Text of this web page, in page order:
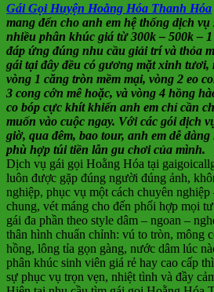
Gái Gọi Huyện Hoằng Hóa Thanh Hóa
mang đến cho anh em hệ thống dịch
nhiều phân khúc giá từ 300k – 500k –
đáp ứng đúng nhu cầu giải trí và thỏa
gái tại đây đều có gương mặt xinh tươi,
vòng 1 căng tròn mềm mại, vòng 2 eo
3 cong cớn mê hoặc, và vòng 4 hồng
co bóp cực khít khiến anh em chỉ cần
muốn vào cuộc ngay. Với các gói dịch
giờ, qua đêm, bao tour, anh em dễ
phù hợp túi tiền lẫn gu chơi của mình.
Dịch vụ gái gọi Hoằng Hóa tại
luôn được gặp đúng người đúng ảnh,
nghiệp, phục vụ một cách chuyên
chung, vét máng cho đến phối hợp mọi
gái đa phần theo style dâm – ngoan –
thân hình chuẩn chỉnh: vú to tròn, mông
hồng, lông tỉa gọn gàng, nước dâm lúc
phân khúc sinh viên giá rẻ hay cao cấp
sự phục vụ trọn vẹn, nhiệt tình và đầy